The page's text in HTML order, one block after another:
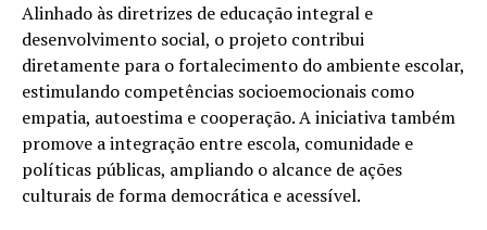
Alinhado às diretrizes de educação integral e
desenvolvimento social, o projeto contribui
diretamente para o fortalecimento do ambiente escolar,
estimulando competências socioemocionais como
empatia, autoestima e cooperação. A iniciativa também
promove a integração entre escola, comunidade e
políticas públicas, ampliando o alcance de ações
culturais de forma democrática e acessível.